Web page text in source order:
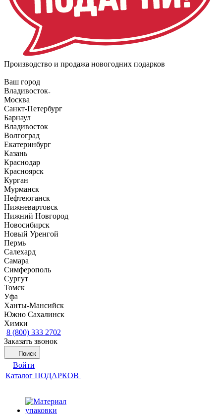
Производство и продажа новогодних подарков
Ваш город
Владивосток
Москва
Санкт-Петербург
Барнаул
Владивосток
Волгоград
Екатеринбург
Казань
Краснодар
Красноярск
Курган
Мурманск
Нефтеюганск
Нижневартовск
Нижний Новгород
Новосибирск
Новый Уренгой
Пермь
Салехард
Самара
Симферополь
Сургут
Томск
Уфа
Ханты-Мансийск
Южно Сахалинск
Химки
8 (800) 333 2702
Заказать звонок
Поиск
Войти
Каталог ПОДАРКОВ